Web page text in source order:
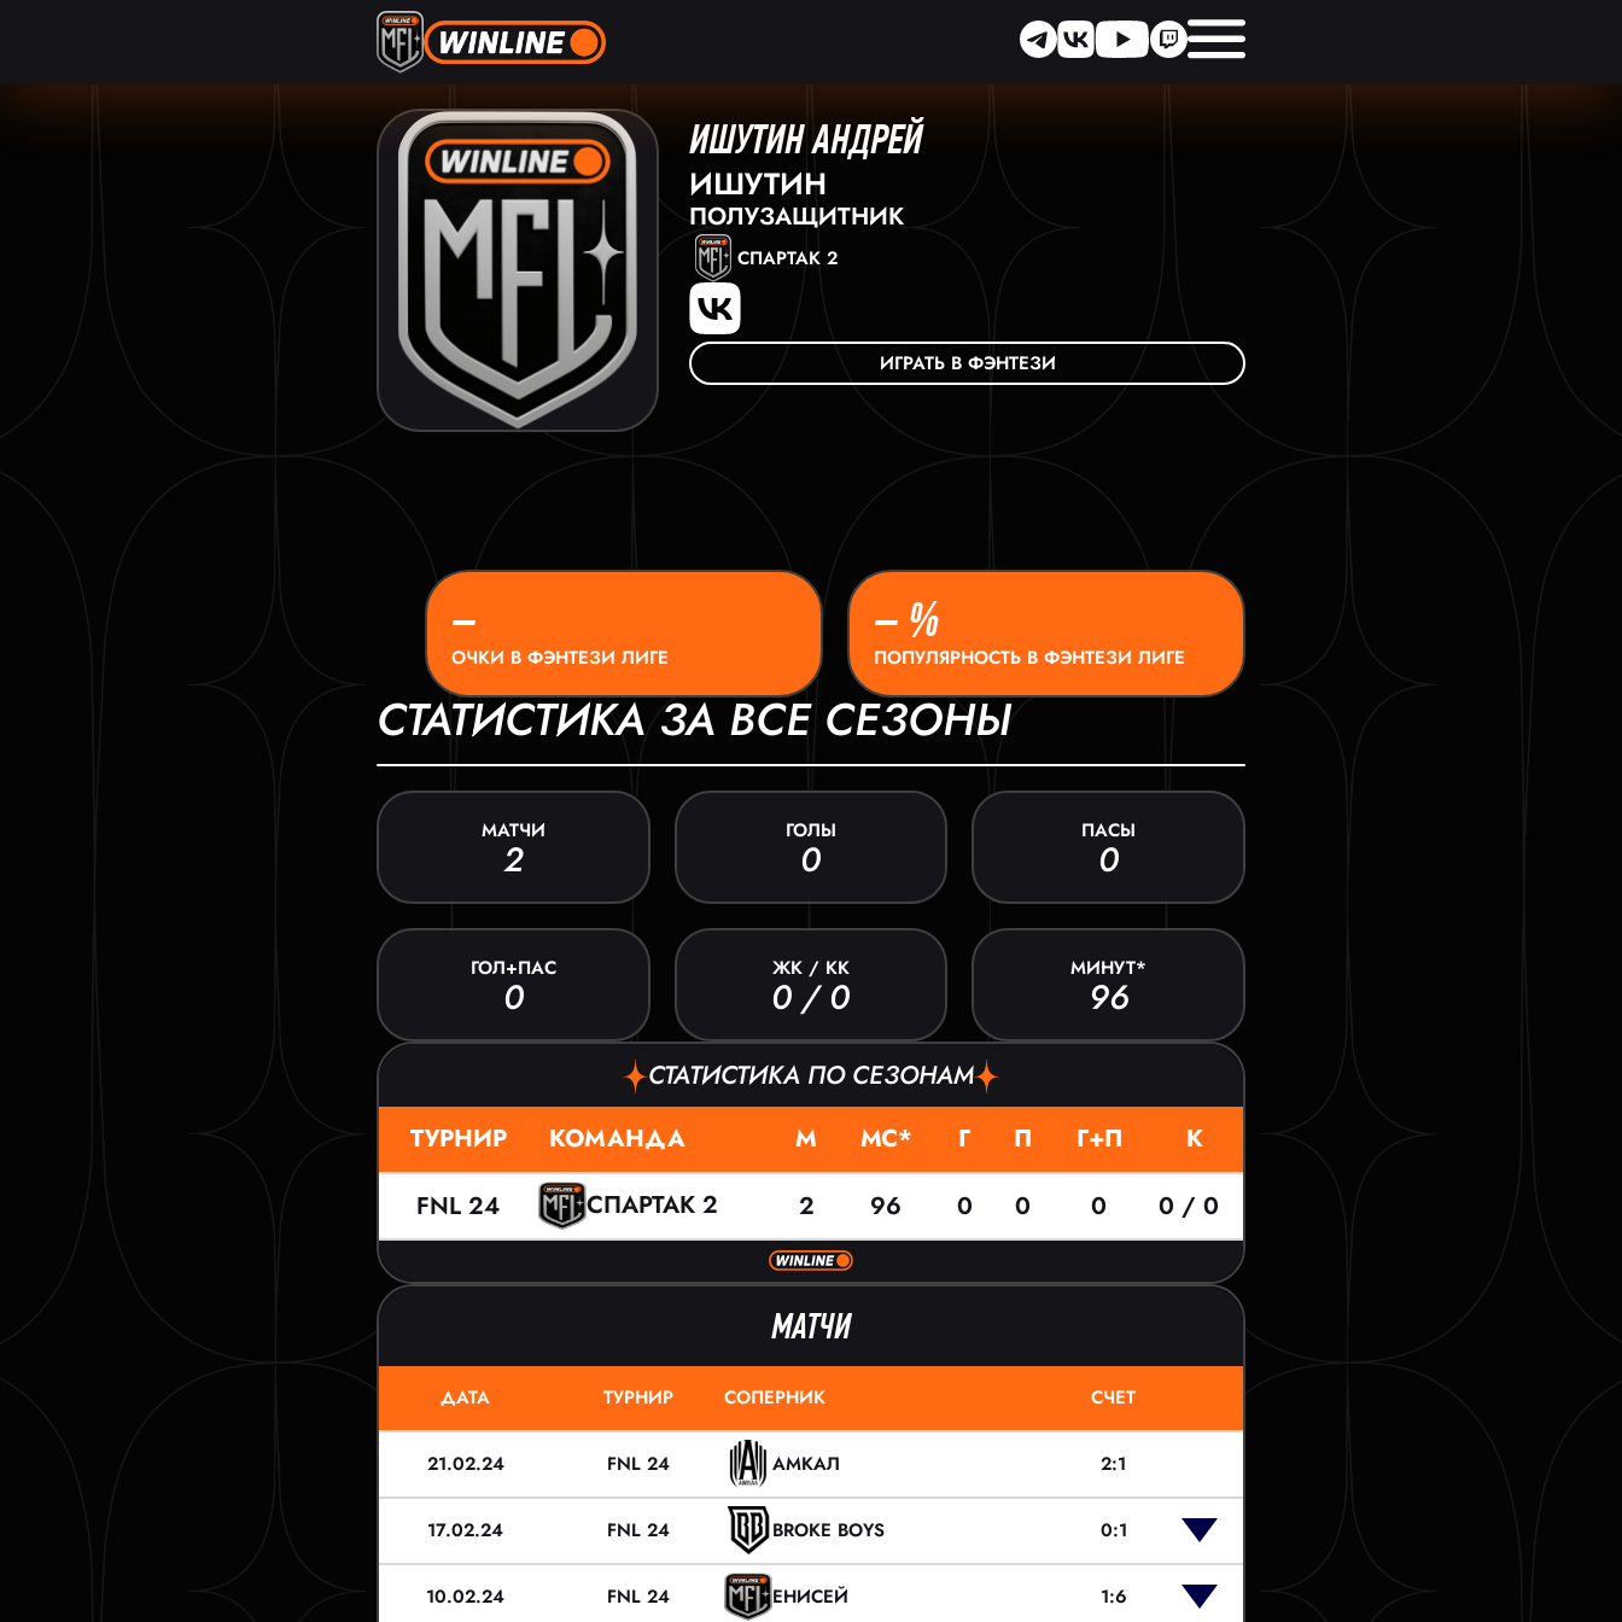
ИШУТИН АНДРЕЙ
ИШУТИН
ПОЛУЗАЩИТНИК
СПАРТАК 2
ИГРАТЬ В ФЭНТЕЗИ
–
ОЧКИ В ФЭНТЕЗИ ЛИГЕ
– %
ПОПУЛЯРНОСТЬ В ФЭНТЕЗИ ЛИГЕ
СТАТИСТИКА ЗА ВСЕ СЕЗОНЫ
МАТЧИ
2
ГОЛЫ
0
ПАСЫ
0
ГОЛ+ПАС
0
ЖК / КК
0 / 0
МИНУТ*
96
СТАТИСТИКА ПО СЕЗОНАМ
ТУРНИР КОМАНДА М МС* Г П Г+П
К
FNL 24
СПАРТАК 2 2 96 0 0 0 0 / 0
МАТЧИ
ДАТА ТУРНИР СОПЕРНИК СЧЕТ
21.02.24 FNL 24 АМКАЛ 2:1
17.02.24 FNL 24 BROKE BOYS 0:1
10.02.24 FNL 24 ЕНИСЕЙ 1:6